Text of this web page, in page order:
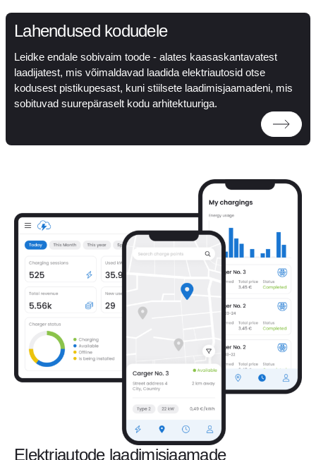
Lahendused kodudele
Leidke endale sobivaim toode - alates kaasaskantavatest
laadijatest, mis võimaldavad laadida elektriautosid otse
kodusest pistikupesast, kuni stiilsete laadimisjaamadeni, mis
sobituvad suurepäraselt kodu arhitektuuriga.
Elektriautode laadimisjaamade